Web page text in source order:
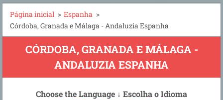
Página inicial > Espanha >
Córdoba, Granada e Málaga - Andaluzia Espanha
CÓRDOBA, GRANADA E MÁLAGA -
ANDALUZIA ESPANHA
Choose the Language ↓ Escolha o Idioma